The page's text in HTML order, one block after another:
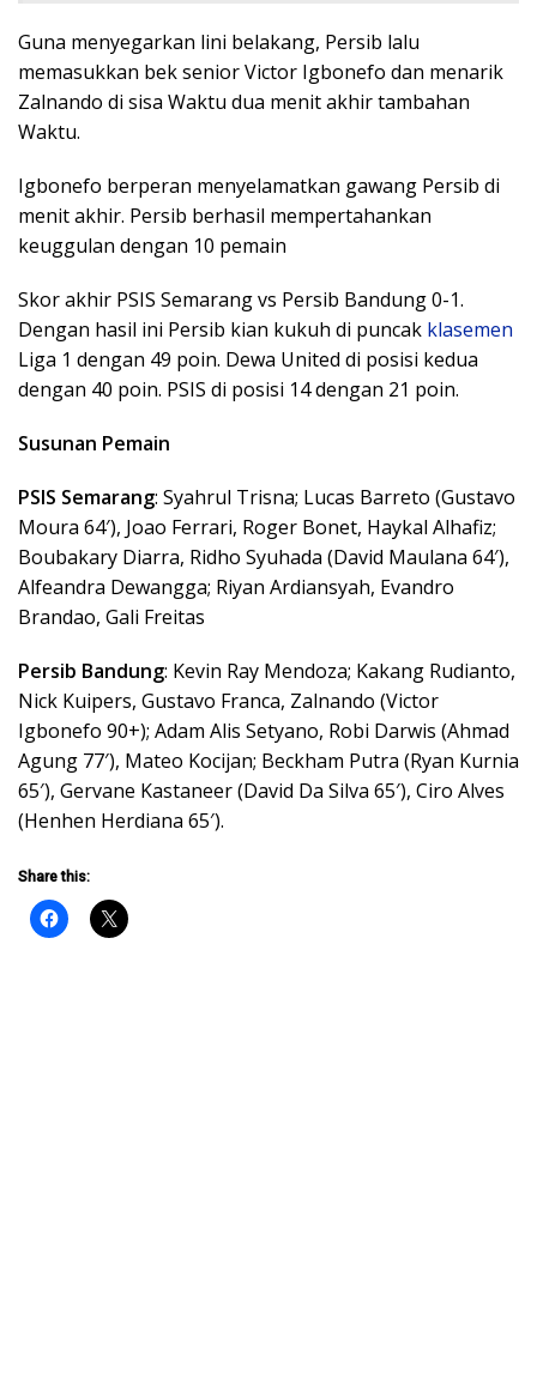
Guna menyegarkan lini belakang, Persib lalu
memasukkan bek senior Victor Igbonefo dan menarik
Zalnando di sisa Waktu dua menit akhir tambahan
Waktu.
Igbonefo berperan menyelamatkan gawang Persib di
menit akhir. Persib berhasil mempertahankan
keuggulan dengan 10 pemain
Skor akhir PSIS Semarang vs Persib Bandung 0-1.
Dengan hasil ini Persib kian kukuh di puncak klasemen
Liga 1 dengan 49 poin. Dewa United di posisi kedua
dengan 40 poin. PSIS di posisi 14 dengan 21 poin.
Susunan Pemain
PSIS Semarang: Syahrul Trisna; Lucas Barreto (Gustavo
Moura 64′), Joao Ferrari, Roger Bonet, Haykal Alhafiz;
Boubakary Diarra, Ridho Syuhada (David Maulana 64′),
Alfeandra Dewangga; Riyan Ardiansyah, Evandro
Brandao, Gali Freitas
Persib Bandung: Kevin Ray Mendoza; Kakang Rudianto,
Nick Kuipers, Gustavo Franca, Zalnando (Victor
Igbonefo 90+); Adam Alis Setyano, Robi Darwis (Ahmad
Agung 77′), Mateo Kocijan; Beckham Putra (Ryan Kurnia
65′), Gervane Kastaneer (David Da Silva 65′), Ciro Alves
(Henhen Herdiana 65′).
Share this: